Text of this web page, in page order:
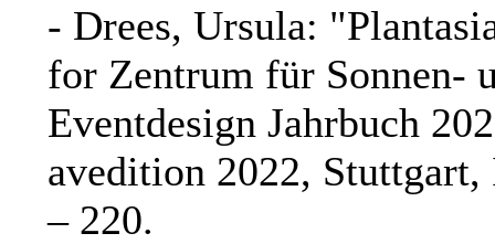
- Drees, Ursula:
for Zentrum für Sonnen-
Eventdesign Jahrbuch
avedition 2022,
– 220.